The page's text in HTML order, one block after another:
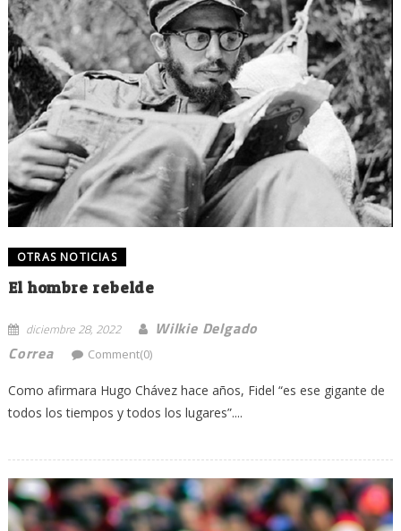
OTRAS NOTICIAS
El hombre rebelde
diciembre 28, 2022
Wilkie Delgado
Correa
Comment(0)
Como afirmara Hugo Chávez hace años, Fidel “es ese gigante de
todos los tiempos y todos los lugares”....